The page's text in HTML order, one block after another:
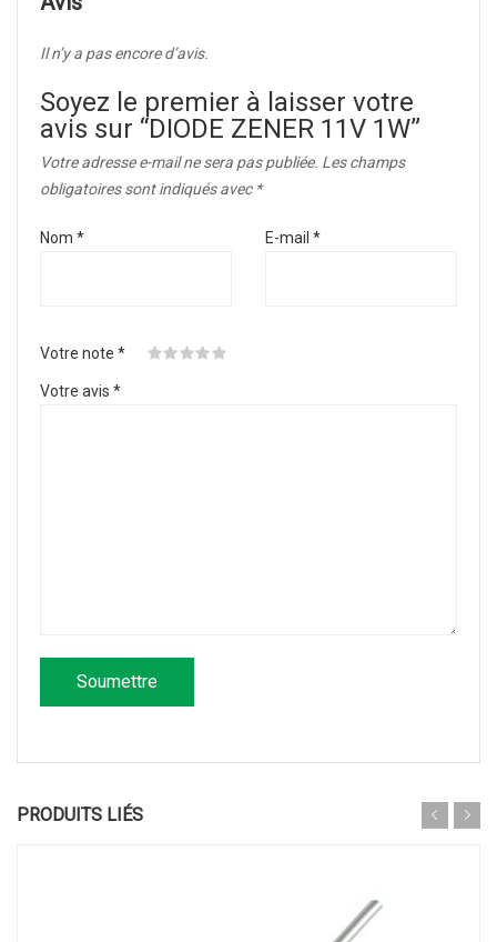
Il n’y a pas encore d’avis.
Soyez le premier à laisser votre
avis sur “DIODE ZENER 11V 1W”
Votre adresse e-mail ne sera pas publiée. Les champs
obligatoires sont indiqués avec *
Nom * E-mail *
Votre note *
Votre avis *
PRODUITS LIÉS